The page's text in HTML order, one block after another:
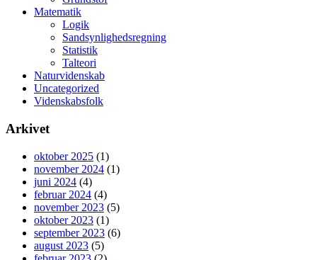
Matematik
Logik
Sandsynlighedsregning
Statistik
Talteori
Naturvidenskab
Uncategorized
Videnskabsfolk
Arkivet
oktober 2025 (1)
november 2024 (1)
juni 2024 (4)
februar 2024 (4)
november 2023 (5)
oktober 2023 (1)
september 2023 (6)
august 2023 (5)